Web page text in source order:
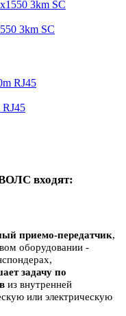
3km SC
RJ45
ВОЛС входят:
приемо-передатчик,
оборудовании -
задачу по
из внутренней
или электрическую